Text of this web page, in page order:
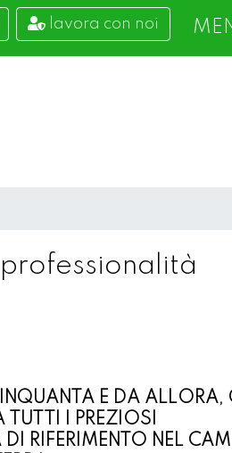
lavora con noi
E DA ALLORA,
TUTTI I PREZIOSI
RIFERIMENTO NEL